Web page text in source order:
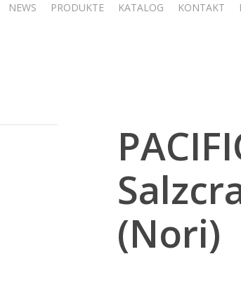
NEWS PRODUKTE KATALOG KONTAKT
(Nori)